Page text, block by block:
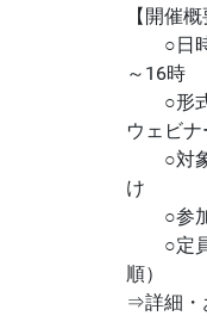
【開催
○日時
～16時
○形式
ウェビナ
○対象
け
○参加
○定員
順）
⇒詳細・